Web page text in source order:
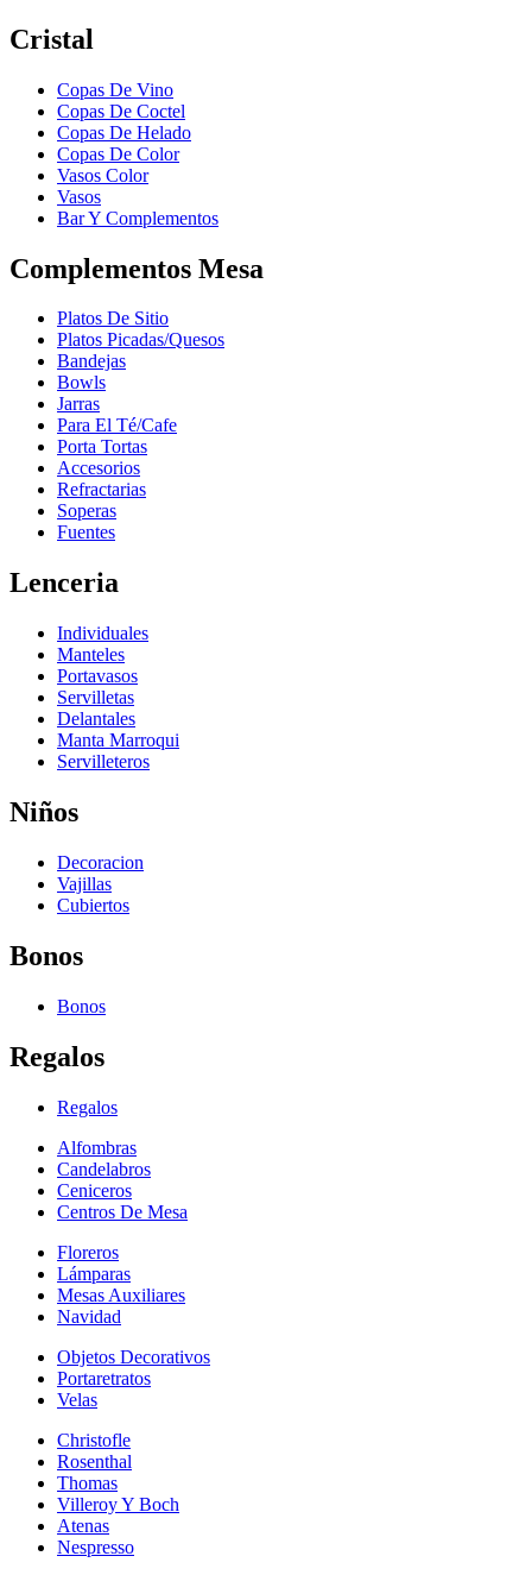
Cristal
Copas De Vino
Copas De Coctel
Copas De Helado
Copas De Color
Vasos Color
Vasos
Bar Y Complementos
Complementos Mesa
Platos De Sitio
Platos Picadas/Quesos
Bandejas
Bowls
Jarras
Para El Té/Cafe
Porta Tortas
Accesorios
Refractarias
Soperas
Fuentes
Lenceria
Individuales
Manteles
Portavasos
Servilletas
Delantales
Manta Marroqui
Servilleteros
Niños
Decoracion
Vajillas
Cubiertos
Bonos
Bonos
Regalos
Regalos
Alfombras
Candelabros
Ceniceros
Centros De Mesa
Floreros
Lámparas
Mesas Auxiliares
Navidad
Objetos Decorativos
Portaretratos
Velas
Christofle
Rosenthal
Thomas
Villeroy Y Boch
Atenas
Nespresso